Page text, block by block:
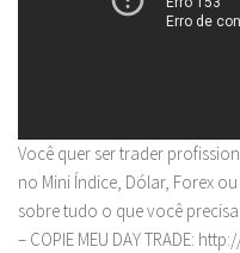
Você quer ser trader
no Mini Índice, Dólar, Forex
sobre tudo o que você
– COPIE MEU DAY TRADE: